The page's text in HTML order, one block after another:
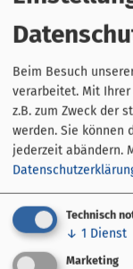
das Haus befindet
von 9-14Uhr,
möglich.
In unmittelbarer
Gastronomie
Sparkasse
Stadtbus in ca. 2
Entfernung zur
Beim Besuch
verarbeitet. Mit
z.B. zum Zweck der
werden. Sie können
jederzeit abändern.
Technisch
↓ 1 Dienst
Marketing